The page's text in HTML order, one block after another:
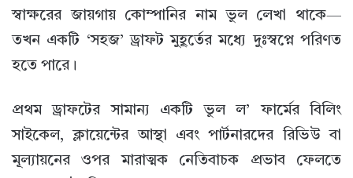
স্বাক্ষরের জায়গায় কোম্পানির নাম ভুল লেখা থাকে—
তখন একটি ‘সহজ’ ড্রাফট মুহূর্তের মধ্যে দুঃস্বপ্নে পরিণত
হতে পারে।
প্রথম ড্রাফটের সামান্য একটি ভুল ল’ ফার্মের বিলিং
সাইকেল, ক্লায়েন্টের আস্থা এবং পার্টনারদের রিভিউ বা
মূল্যায়নের ওপর মারাত্মক নেতিবাচক প্রভাব ফেলতে